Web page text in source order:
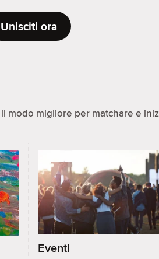
Unisciti ora
migliore per matchare e
Eventi